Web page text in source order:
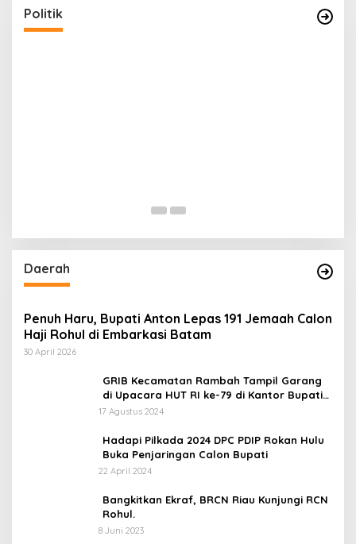
Politik
Di Politik
Daerah
Penuh Haru, Bupati Anton Lepas 191 Jemaah Calon
Haji Rohul di Embarkasi Batam
30 April 2026
GRIB Kecamatan Rambah Tampil Garang
di Upacara HUT RI ke-79 di Kantor Bupati
Rokan Hulu!
17 Agustus 2024
Hadapi Pilkada 2024 DPC PDIP Rokan Hulu
Buka Penjaringan Calon Bupati
22 April 2024
Bangkitkan Ekraf, BRCN Riau Kunjungi RCN
Rohul.
8 Juni 2023